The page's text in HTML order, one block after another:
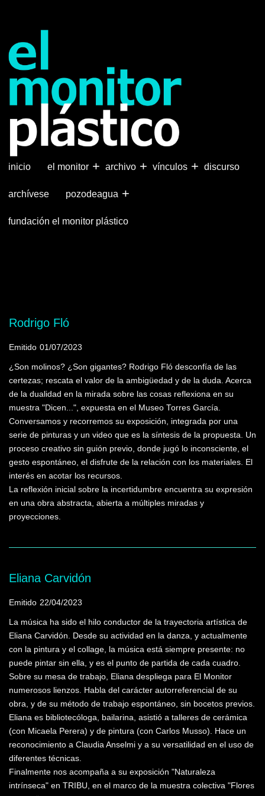
principal
inicio +
el monitor +
archivo +
vínculos discurso
archívese +
pozodeagua
fundación el monitor plástico
Rodrigo Fló
Emitido 01/07/2023
¿Son molinos? ¿Son gigantes? Rodrigo Fló desconfía de las
certezas; rescata el valor de la ambigüedad y de la duda. Acerca
de la dualidad en la mirada sobre las cosas reflexiona en su
muestra "Dicen...", expuesta en el Museo Torres García.
Conversamos y recorremos su exposición, integrada por una
serie de pinturas y un video que es la síntesis de la propuesta. Un
proceso creativo sin guión previo, donde jugó lo inconsciente, el
gesto espontáneo, el disfrute de la relación con los materiales. El
interés en acotar los recursos.
La reflexión inicial sobre la incertidumbre encuentra su expresión
en una obra abstracta, abierta a múltiples miradas y
proyecciones.
Eliana Carvidón
Emitido 22/04/2023
La música ha sido el hilo conductor de la trayectoria artística de
Eliana Carvidón. Desde su actividad en la danza, y actualmente
con la pintura y el collage, la música está siempre presente: no
puede pintar sin ella, y es el punto de partida de cada cuadro.
Sobre su mesa de trabajo, Eliana despliega para El Monitor
numerosos lienzos. Habla del carácter autorreferencial de su
obra, y de su método de trabajo espontáneo, sin bocetos previos.
Eliana es bibliotecóloga, bailarina, asistió a talleres de cerámica
(con Micaela Perera) y de pintura (con Carlos Musso). Hace un
reconocimiento a Claudia Anselmi y a su versatilidad en el uso de
diferentes técnicas.
Finalmente nos acompaña a su exposición "Naturaleza
intrínseca" en TRIBU, en el marco de la muestra colectiva "Flores